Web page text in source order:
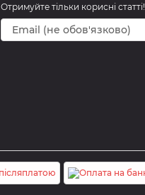
Отримуйте тільки корисні статті!